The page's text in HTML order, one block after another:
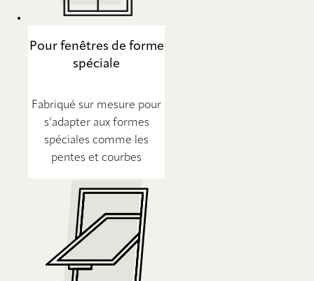
Pour fenêtres de forme
spéciale
Fabriqué sur mesure pour
s’adapter aux formes
spéciales comme les
pentes et courbes